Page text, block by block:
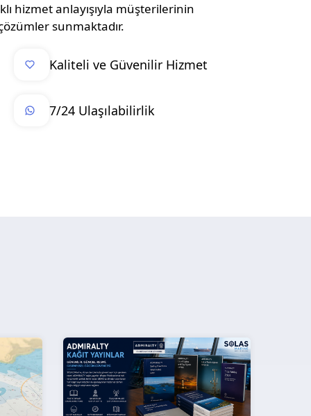
hizmet anlayışıyla müşterilerinin
sunmaktadır.
Kaliteli ve Güvenilir Hizmet
7/24 Ulaşılabilirlik